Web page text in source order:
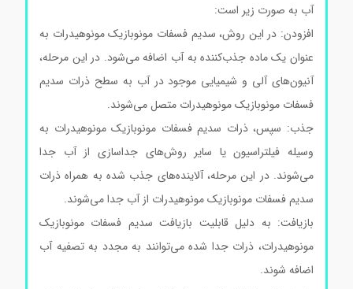
آب به صورت زیر است:
افزودن: در این روش، سدیم فسفات مونوبازیک مونوهیدرات به
عنوان یک ماده جذب‌کننده به آب اضافه می‌شود. در این مرحله،
آنیون‌های آلی و شیمیایی موجود در آب به سطح ذرات سدیم
فسفات مونوبازیک مونوهیدرات متصل می‌شوند.
جذب: سپس، ذرات سدیم فسفات مونوبازیک مونوهیدرات به
وسیله فیلتراسیون یا سایر روش‌های جداسازی از آب جدا
می‌شوند. در این مرحله، آلاینده‌های جذب شده به همراه ذرات
سدیم فسفات مونوبازیک مونوهیدرات از آب جدا می‌شوند.
بازیافت: به دلیل قابلیت بازیافت سدیم فسفات مونوبازیک
مونوهیدرات، ذرات جدا شده می‌توانند به مجدد به تصفیه آب
اضافه شوند.